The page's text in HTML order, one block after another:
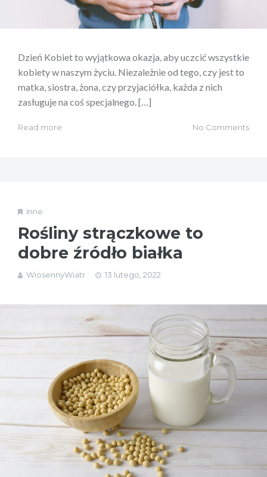
Dzień Kobiet to wyjątkowa okazja, aby uczcić wszystkie
kobiety w naszym życiu. Niezależnie od tego, czy jest to
matka, siostra, żona, czy przyjaciółka, każda z nich
zasługuje na coś specjalnego. […]
Read more No Comments
Inne
Rośliny strączkowe to
dobre źródło białka
WiosennyWiatr 13 lutego, 2022